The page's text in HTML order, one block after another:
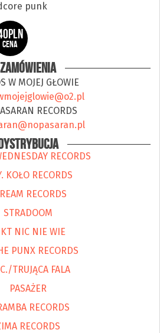
punk
CENA
ZAMÓWIENIA
W MOJEJ GŁOWIE
RECORDS
DYSTRYBUCJA
RECORDS
KOŁO RECORDS
RECORDS
STRADOOM
NIC NIE WIE
PUNX RECORDS
TRUJĄCA FALA
PASAŻER
RECORDS
RECORDS